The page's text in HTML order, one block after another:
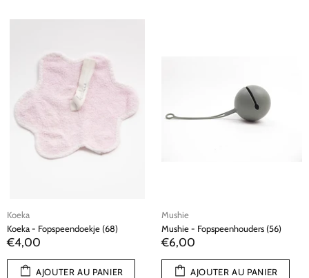
Koeka
Koeka - Fopspeendoekje (68)
€4,00
AJOUTER AU PANIER
Mushie
Mushie - Fopspeenhouders (56)
€6,00
AJOUTER AU PANIER